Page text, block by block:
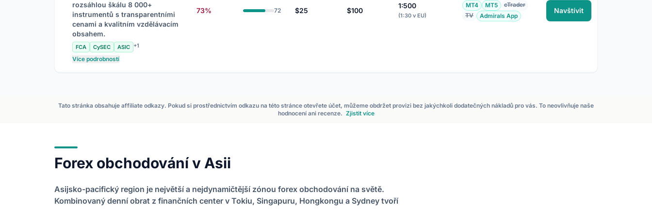
rozsáhlou škálu 8 000+
instrumentů s transparentními
cenami a kvalitním vzdělávacím
obsahem.
FCA CySEC ASIC +1
Více podrobností
73% 72 $25 $100
1:500
(1:30 v EU)
MT4 MT5
cTrader
TV
Admirals App
Navštívit
Tato stránka obsahuje affiliate odkazy. Pokud si prostřednictvím odkazu na této stránce otevřete účet, můžeme obdržet provizi bez jakýchkoli dodatečných nákladů pro vás. To neovlivňuje naše
hodnocení ani recenze. Zjistit více
Forex obchodování v Asii
Asijsko-pacifický region je největší a nejdynamičtější zónou forex obchodování na světě.
Kombinovaný denní obrat z finančních center v Tokiu, Singapuru, Hongkongu a Sydney tvoří